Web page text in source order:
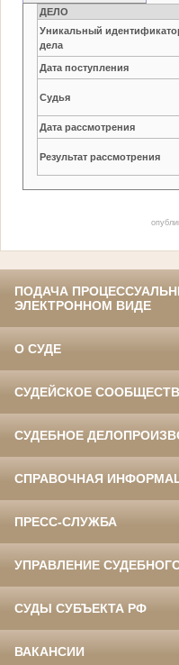
ДЕЛО
Уникальный
дела
Дата поступления
Судья
Дата рассмотрения
Результат рассмотрения
ПОДАЧА
ЭЛЕКТРОННОМ ВИДЕ
О СУДЕ
СУДЕЙСКОЕ
СУДЕБНОЕ
СПРАВОЧНАЯ
ПРЕСС-СЛУЖБА
УПРАВЛЕНИЕ
СУДЫ СУБЪЕКТА РФ
ВАКАНСИИ